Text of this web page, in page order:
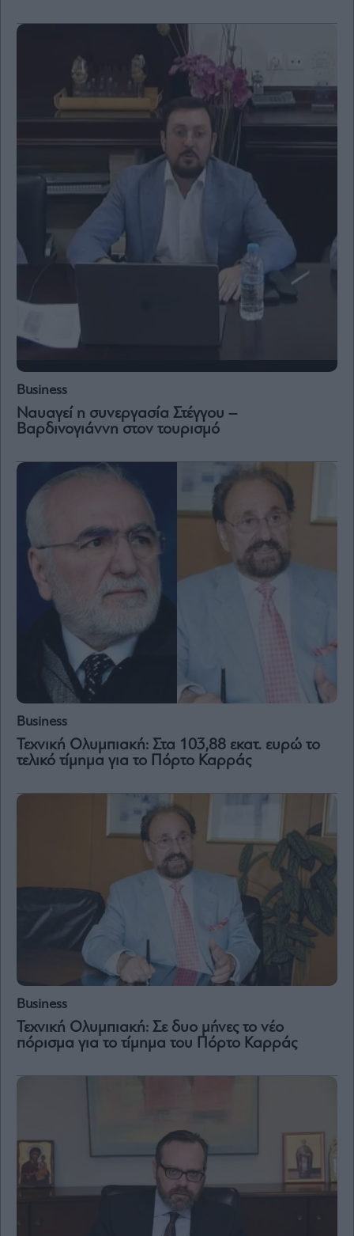
Business
Ναυαγεί η συνεργασία Στέγγου –
Βαρδινογιάννη στον τουρισμό
Business
Τεχνική Ολυμπιακή: Στα 103,88 εκατ. ευρώ το
τελικό τίμημα για το Πόρτο Καρράς
Business
Τεχνική Ολυμπιακή: Σε δυο μήνες το νέο
πόρισμα για το τίμημα του Πόρτο Καρράς